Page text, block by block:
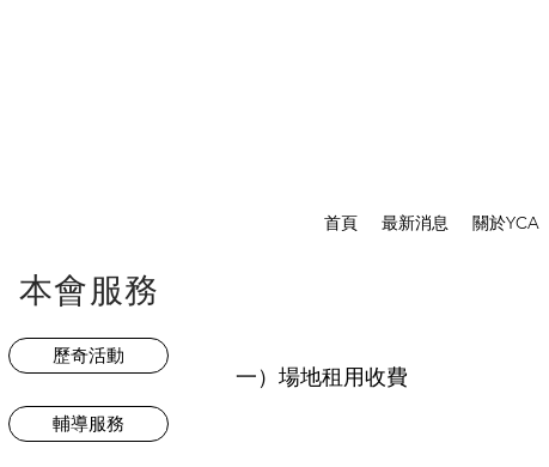
首頁 最新消息 關於YCA
本會服務
歷奇活動
輔導服務
一）場地租用收費